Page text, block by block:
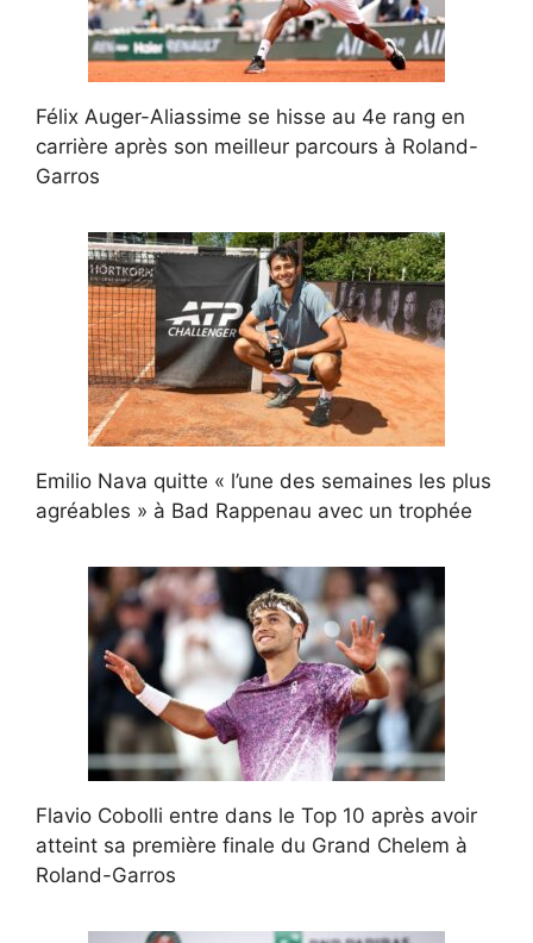
Félix Auger-Aliassime se hisse au 4e rang en
carrière après son meilleur parcours à Roland-
Garros
Emilio Nava quitte « l’une des semaines les plus
agréables » à Bad Rappenau avec un trophée
Flavio Cobolli entre dans le Top 10 après avoir
atteint sa première finale du Grand Chelem à
Roland-Garros